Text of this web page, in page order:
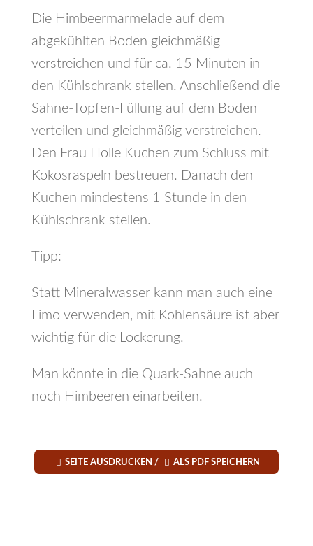
Die Himbeermarmelade auf dem
abgekühlten Boden gleichmäßig
verstreichen und für ca. 15 Minuten in
den Kühlschrank stellen. Anschließend die
Sahne-Topfen-Füllung auf dem Boden
verteilen und gleichmäßig verstreichen.
Den Frau Holle Kuchen zum Schluss mit
Kokosraspeln bestreuen. Danach den
Kuchen mindestens 1 Stunde in den
Kühlschrank stellen.
Tipp:
Statt Mineralwasser kann man auch eine
Limo verwenden, mit Kohlensäure ist aber
wichtig für die Lockerung.
Man könnte in die Quark-Sahne auch
noch Himbeeren einarbeiten.
 SEITE AUSDRUCKEN /  ALS PDF SPEICHERN